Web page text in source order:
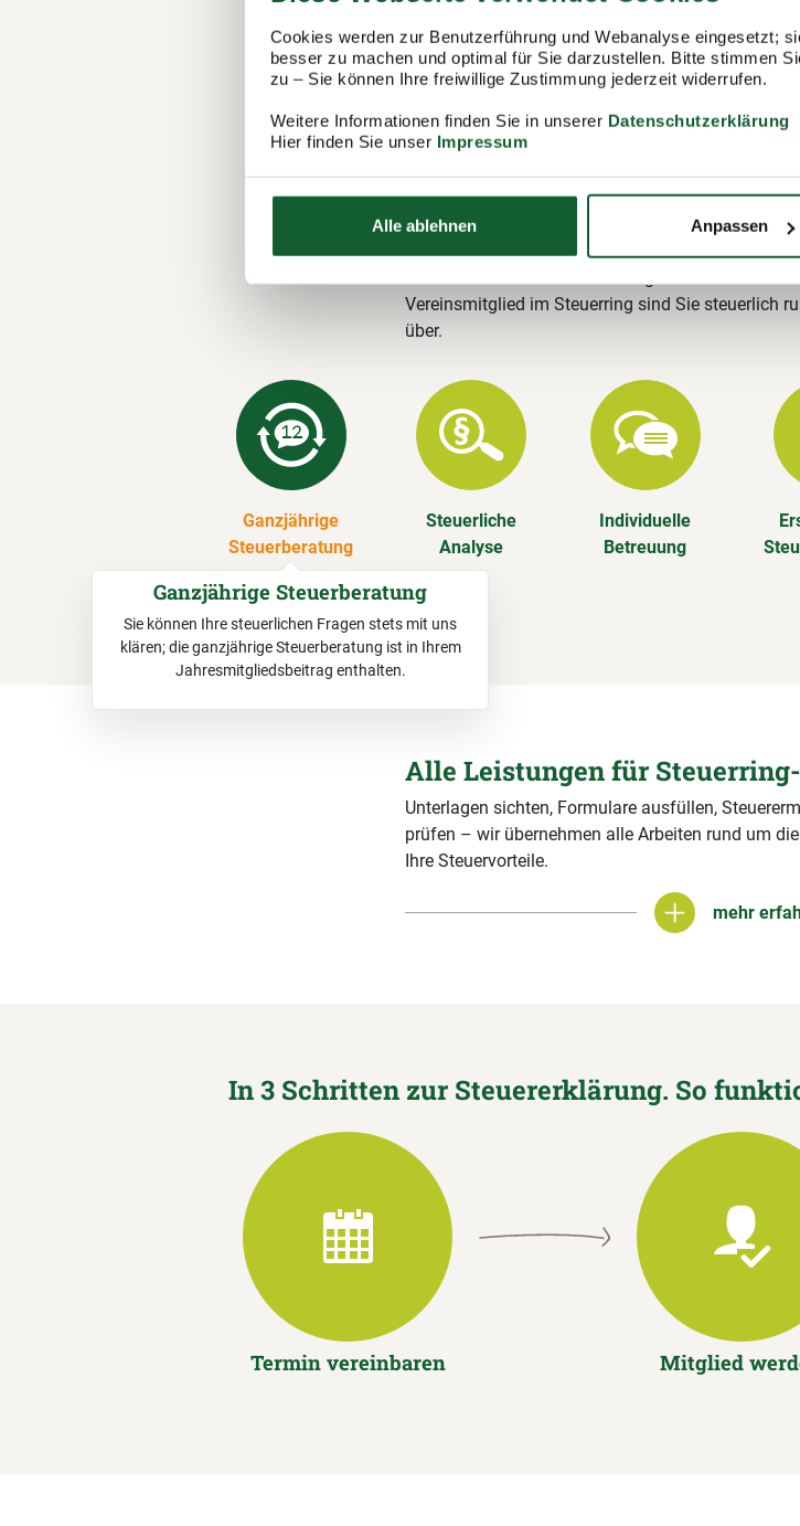
Cookies werden zur Benutzerführung und Webanalyse eingesetzt;
besser zu machen und optimal für Sie darzustellen. Bitte stimmen
zu – Sie können Ihre freiwillige Zustimmung jederzeit widerrufen.
Weitere Informationen finden Sie in unserer Datenschutzerklärung
Hier finden Sie unser Impressum
Alle ablehnen Anpassen
Ihre Mitgliedschaft im
Steuerring
1.100 Beratungsstellen einer der größten
in Bestwig stehen wir Ihnen gerne zur Verfügung
Steuererklärung.
Unsere Leistungen im Überblick
Vereinsmitglied im Steuerring sind Sie steuerlich
über.
Ganzjährige
Steuerberatung
Steuerliche
Analyse
Individuelle
Betreuung
Alle Leistungen für
Unterlagen sichten, Formulare ausfüllen,
prüfen – wir übernehmen alle Arbeiten rund um
Ihre Steuervorteile.
mehr erfahren
mehr
In 3 Schritten zur Steuererklärung. So
Termin vereinbaren Mitglied
Ganzjährige Steuerberatung
Sie können Ihre steuerlichen Fragen stets mit uns
klären; die ganzjährige Steuerberatung ist in Ihrem
Jahresmitgliedsbeitrag enthalten.